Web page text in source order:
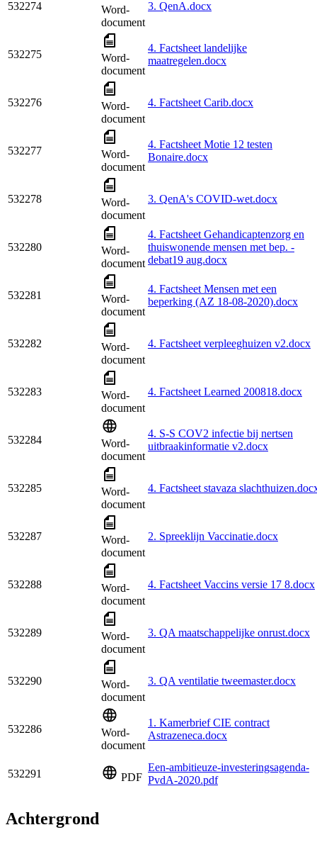
532274
Word-
document
3. QenA.docx
532275
Word-
document
4. Factsheet landelijke
maatregelen.docx
532276
Word-
document
4. Factsheet Carib.docx
532277
Word-
document
4. Factsheet Motie 12 testen
Bonaire.docx
532278
Word-
document
3. QenA's COVID-wet.docx
532280
Word-
document
4. Factsheet Gehandicaptenzorg en
thuiswonende mensen met bep. -
debat19 aug.docx
532281
Word-
document
4. Factsheet Mensen met een
beperking (AZ 18-08-2020).docx
532282
Word-
document
4. Factsheet verpleeghuizen v2.docx
532283
Word-
document
4. Factsheet Learned 200818.docx
532284
Word-
document
4. S-S COV2 infectie bij nertsen
uitbraakinformatie v2.docx
532285
Word-
document
4. Factsheet stavaza
532287
Word-
document
2. Spreeklijn Vaccinatie.docx
532288
Word-
document
4. Factsheet Vaccins versie 17 8.docx
532289
Word-
document
3. QA maatschappelijke onrust.docx
532290
Word-
document
3. QA ventilatie tweemaster.docx
532286
Word-
document
1. Kamerbrief CIE contract
Astrazeneca.docx
532291 PDF
Een-ambitieuze-investeringsagenda-
PvdA-2020.pdf
Achtergrond